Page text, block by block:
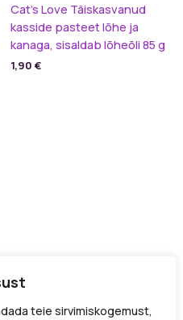
teie sirvimiskogemust,
Cat’s Love Täiskasvanud
kasside pasteet lõhe ja
kanaga, sisaldab lõheõli 85 g
1,90 €